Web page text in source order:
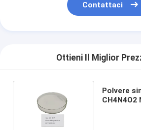
Contattaci
Ottieni Il Miglior
Polvere